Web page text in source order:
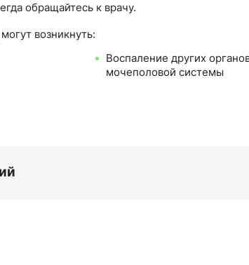
обращайтесь к врачу.
возникнуть:
Воспаление других
мочеполовой системы